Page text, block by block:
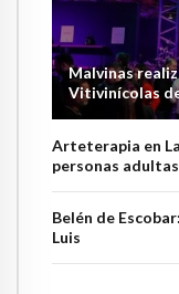
Malvinas
Vitivinícolas
Arteterapia en
personas
Belén de
Luis